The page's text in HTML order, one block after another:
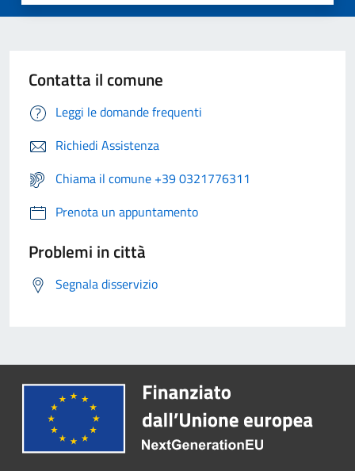
Contatta il comune
Leggi le domande frequenti
Richiedi Assistenza
Chiama il comune +39 0321776311
Prenota un appuntamento
Problemi in città
Segnala disservizio